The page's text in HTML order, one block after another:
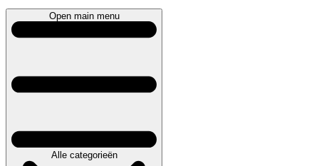
Open main menu
Alle categorieën